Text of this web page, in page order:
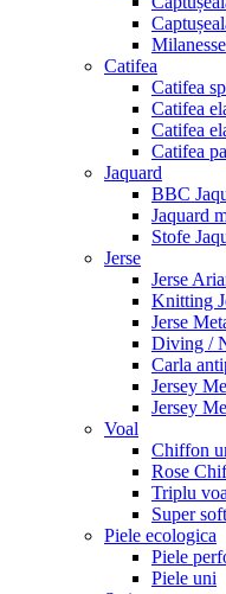
Catifea
Catifea
Catifea
Catifea
Catifea
Jaquard
BBC
Jaquard
Stofe
Jerse
Jerse
Knitting
Jerse
Diving /
Carla
Jersey
Jersey
Voal
Chiffon
Rose
Triplu
Super
Piele ecologica
Piele
Piele uni